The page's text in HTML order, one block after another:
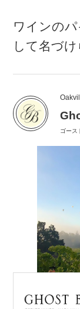
ワインの
して名づ
ゴース